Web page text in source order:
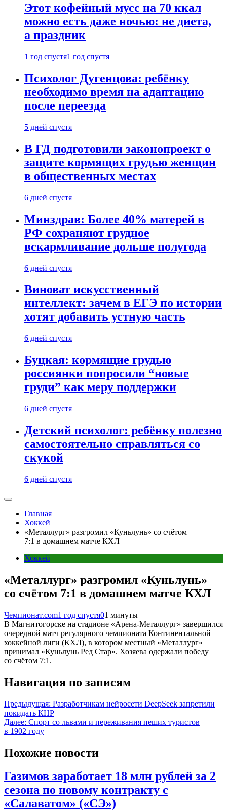
Этот кофейный мусс на 70 ккал
можно есть даже ночью: не диета,
а праздник
1 год спустя1 год спустя
Психолог Дугенцова: ребёнку
необходимо время на адаптацию
после переезда
5 дней спустя
В ГД подготовили законопроект о
защите кормящих грудью женщин
в общественных местах
6 дней спустя
Минздрав: Более 40% матерей в
РФ сохраняют грудное
вскармливание дольше полугода
6 дней спустя
Виноват искусственный
интеллект: зачем в ЕГЭ по истории
хотят добавить устную часть
6 дней спустя
Буцкая: кормящие грудью
россиянки попросили “новые
груди” как меру поддержки
6 дней спустя
Детский психолог: ребёнку полезно
самостоятельно справляться со
скукой
6 дней спустя
Главная
Хоккей
«Металлург» разгромил «Куньлунь» со счётом
7:1 в домашнем матче КХЛ
Хоккей
«Металлург» разгромил «Куньлунь»
со счётом 7:1 в домашнем матче КХЛ
Чемпионат.com1 год спустя01 минуты
В Магнитогорске на стадионе «Арена-Металлург» завершился
очередной матч регулярного чемпионата Континентальной
хоккейной лиги (КХЛ), в котором местный «Металлург»
принимал «Куньлунь Ред Стар». Хозяева одержали победу
со счётом 7:1.
Навигация по записям
Предыдущая: Разработчикам нейросети DeepSeek запретили
покидать КНР
Далее: Спорт со львами и переживания пеших туристов
в 1902 году
Похожие новости
Газимов заработает 18 млн рублей за 2
сезона по новому контракту с
«Салаватом» («СЭ»)